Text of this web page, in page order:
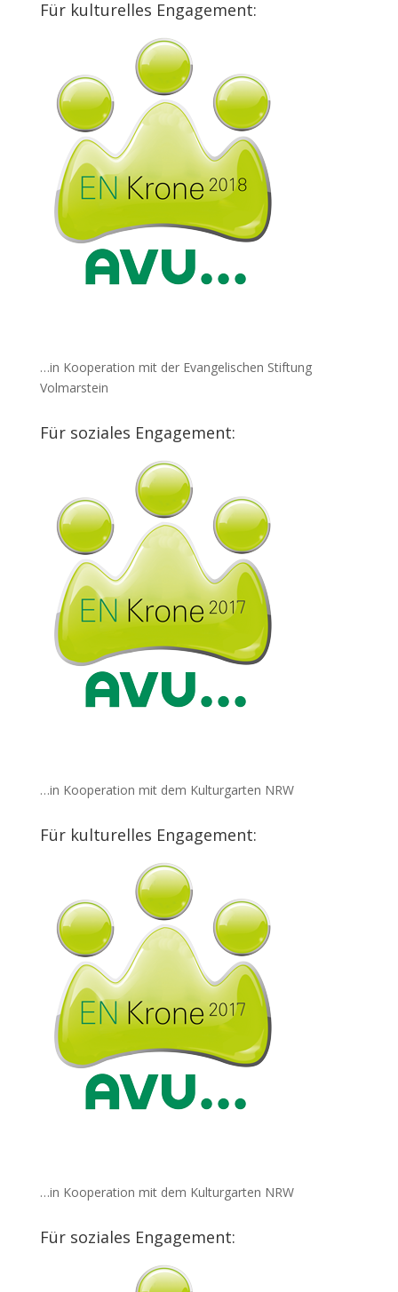
Für kulturelles Engagement:
…in Kooperation mit der Evangelischen Stiftung
Volmarstein
Für soziales Engagement:
…in Kooperation mit dem Kulturgarten NRW
Für kulturelles Engagement:
…in Kooperation mit dem Kulturgarten NRW
Für soziales Engagement: